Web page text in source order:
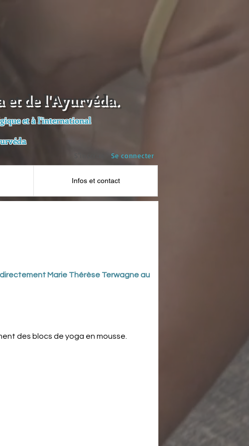
et de l'Ayurvéda.
et à l'international
Se connecter
Infos et contact
Marie Thérèse Terwagne au
des blocs de yoga en mousse.